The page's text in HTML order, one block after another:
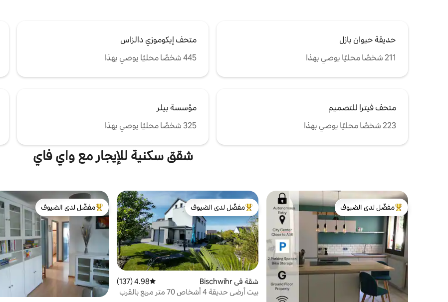
حديقة حيوان بازل
211 شخصًا محليًا يوصي بهذا
متحف إيكوموزي دالزاس
445 شخصًا محليًا يوصي بهذا
متحف فيترا للتصميم
223 شخصًا محليًا يوصي بهذا
مؤسسة بيلر
325 شخصًا محليًا يوصي بهذا
شقق سكنية للإيجار مع واي فاي
من أبرز البيوت المفضّلة لدى الضيوف
مفضّل لدى الضيوف
من أبرز البيوت المفضّلة لدى الضيوف
مفضّل لدى الضيوف
شقة في Bischwihr متوسط التقييم 4.98 من 5، 137 مراجعات
4.98 (137)
بيت أرضي حديقة 4 أشخاص 70 متر مربع بالقرب
من أبرز البيوت المفضّلة لدى الضيوف
مفضّل لدى الضيوف